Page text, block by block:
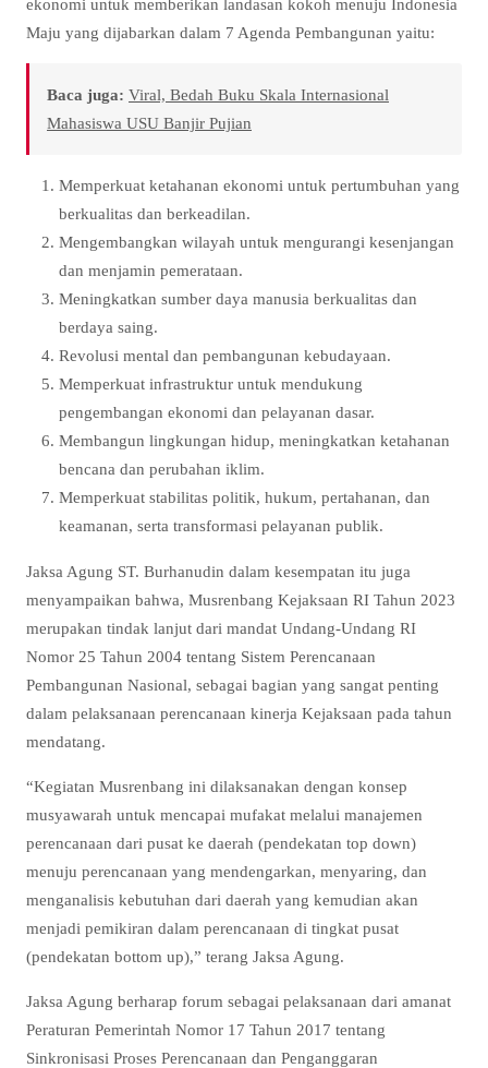
ekonomi untuk memberikan landasan kokoh menuju Indonesia
Maju yang dijabarkan dalam 7 Agenda Pembangunan yaitu:
Baca juga: Viral, Bedah Buku Skala Internasional
Mahasiswa USU Banjir Pujian
Memperkuat ketahanan ekonomi untuk pertumbuhan yang
berkualitas dan berkeadilan.
Mengembangkan wilayah untuk mengurangi kesenjangan
dan menjamin pemerataan.
Meningkatkan sumber daya manusia berkualitas dan
berdaya saing.
Revolusi mental dan pembangunan kebudayaan.
Memperkuat infrastruktur untuk mendukung
pengembangan ekonomi dan pelayanan dasar.
Membangun lingkungan hidup, meningkatkan ketahanan
bencana dan perubahan iklim.
Memperkuat stabilitas politik, hukum, pertahanan, dan
keamanan, serta transformasi pelayanan publik.
Jaksa Agung ST. Burhanudin dalam kesempatan itu juga
menyampaikan bahwa, Musrenbang Kejaksaan RI Tahun 2023
merupakan tindak lanjut dari mandat Undang-Undang RI
Nomor 25 Tahun 2004 tentang Sistem Perencanaan
Pembangunan Nasional, sebagai bagian yang sangat penting
dalam pelaksanaan perencanaan kinerja Kejaksaan pada tahun
mendatang.
“Kegiatan Musrenbang ini dilaksanakan dengan konsep
musyawarah untuk mencapai mufakat melalui manajemen
perencanaan dari pusat ke daerah (pendekatan top down)
menuju perencanaan yang mendengarkan, menyaring, dan
menganalisis kebutuhan dari daerah yang kemudian akan
menjadi pemikiran dalam perencanaan di tingkat pusat
(pendekatan bottom up),” terang Jaksa Agung.
Jaksa Agung berharap forum sebagai pelaksanaan dari amanat
Peraturan Pemerintah Nomor 17 Tahun 2017 tentang
Sinkronisasi Proses Perencanaan dan Penganggaran